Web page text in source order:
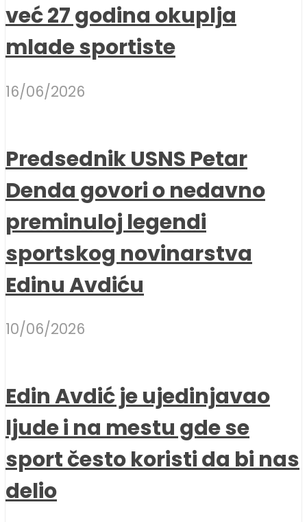
već 27 godina okuplja
mlade sportiste
16/06/2026
Predsednik USNS Petar
Denda govori o nedavno
preminuloj legendi
sportskog novinarstva
Edinu Avdiću
10/06/2026
Edin Avdić je ujedinjavao
ljude i na mestu gde se
sport često koristi da bi nas
delio